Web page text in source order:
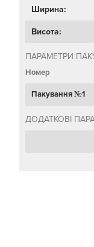
Ширина:
Висота:
ПАРАМЕТРИ
Номер
Пакування №1
ДОДАТКОВІ